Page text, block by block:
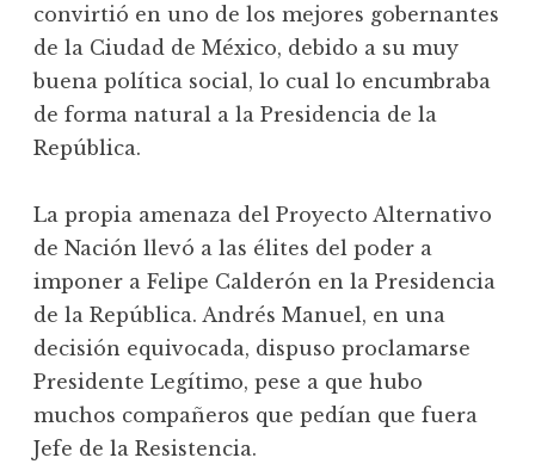
convirtió en uno de los mejores gobernantes
de la Ciudad de México, debido a su muy
buena política social, lo cual lo encumbraba
de forma natural a la Presidencia de la
República.
La propia amenaza del Proyecto Alternativo
de Nación llevó a las élites del poder a
imponer a Felipe Calderón en la Presidencia
de la República. Andrés Manuel, en una
decisión equivocada, dispuso proclamarse
Presidente Legítimo, pese a que hubo
muchos compañeros que pedían que fuera
Jefe de la Resistencia.